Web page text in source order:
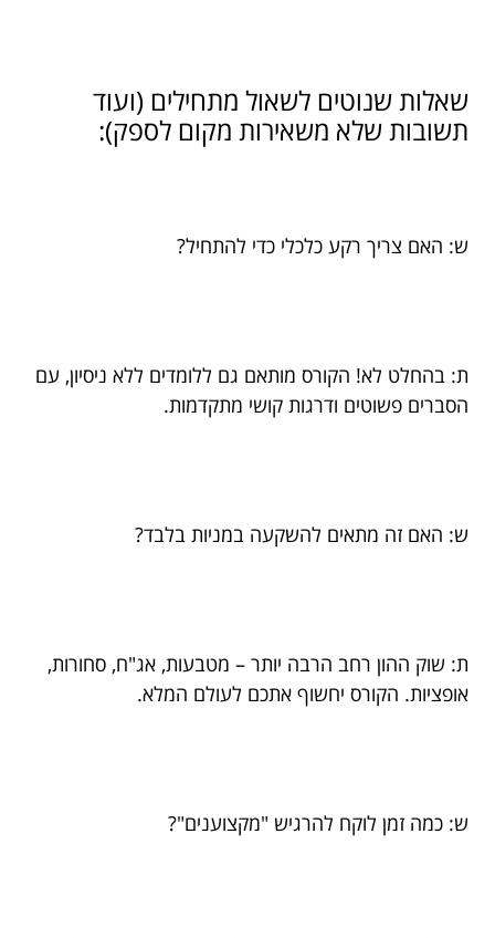
שאלות שנוטים לשאול מתחילים (ועוד
תשובות שלא משאירות מקום לספק):
ש: האם צריך רקע כלכלי כדי להתחיל?
ת: בהחלט לא! הקורס מותאם גם ללומדים ללא ניסיון, עם
הסברים פשוטים ודרגות קושי מתקדמות.
ש: האם זה מתאים להשקעה במניות בלבד?
ת: שוק ההון רחב הרבה יותר – מטבעות, אג"ח, סחורות,
אופציות. הקורס יחשוף אתכם לעולם המלא.
ש: כמה זמן לוקח להרגיש "מקצוענים"?